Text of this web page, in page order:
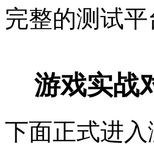
完整的测试
游戏实战
下面正式进